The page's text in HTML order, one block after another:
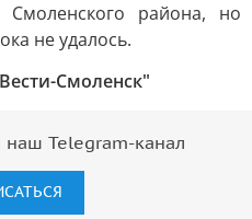
района, но
не удалось.
Смоленск"
наш Telegram-канал